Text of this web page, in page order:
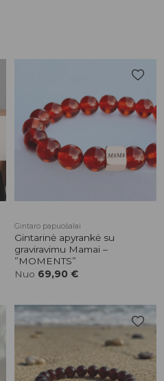
Pridėti į
patikusios
prekės
Gintaro papuošalai
Gintarinė apyrankė su
graviravimu Mamai –
”MOMENTS”
Nuo 69,90 €
Pridėti į
patikusios
prekės